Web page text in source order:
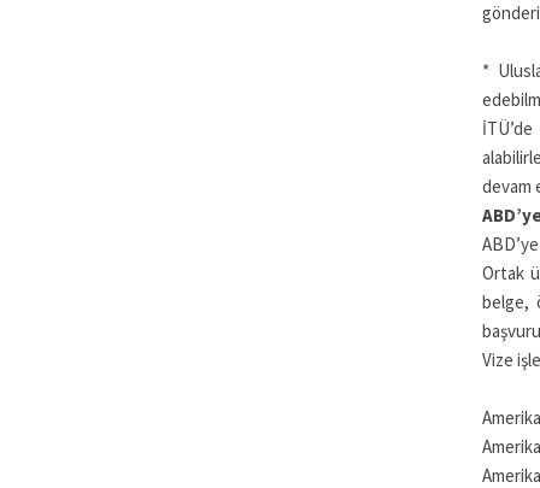
*
devam
Ortak
belge,
Vize